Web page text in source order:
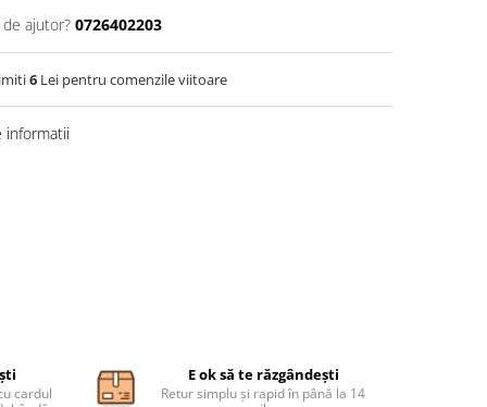
ajutor? 0726402203
6 Lei pentru comenzile viitoare
informatii
cardul
E ok să te răzgândești
Retur simplu și rapid în până la 14